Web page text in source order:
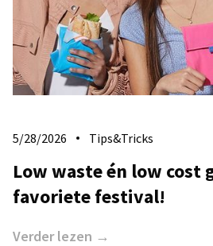
5/28/2026 Tips&Tricks
Low waste én low cost
favoriete festival!
Verder lezen →